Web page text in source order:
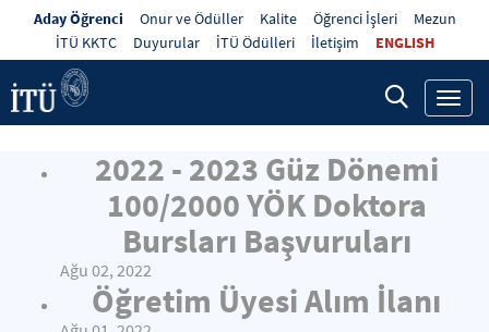
Aday Öğrenci Onur ve Ödüller Kalite Öğrenci İşleri
Mezun
İTÜ KKTC
Duyurular İTÜ Ödülleri İletişim ENGLISH
2022 - 2023 Güz Dönemi
100/2000 YÖK Doktora
Bursları Başvuruları
Ağu 02, 2022
Öğretim Üyesi Alım İlanı